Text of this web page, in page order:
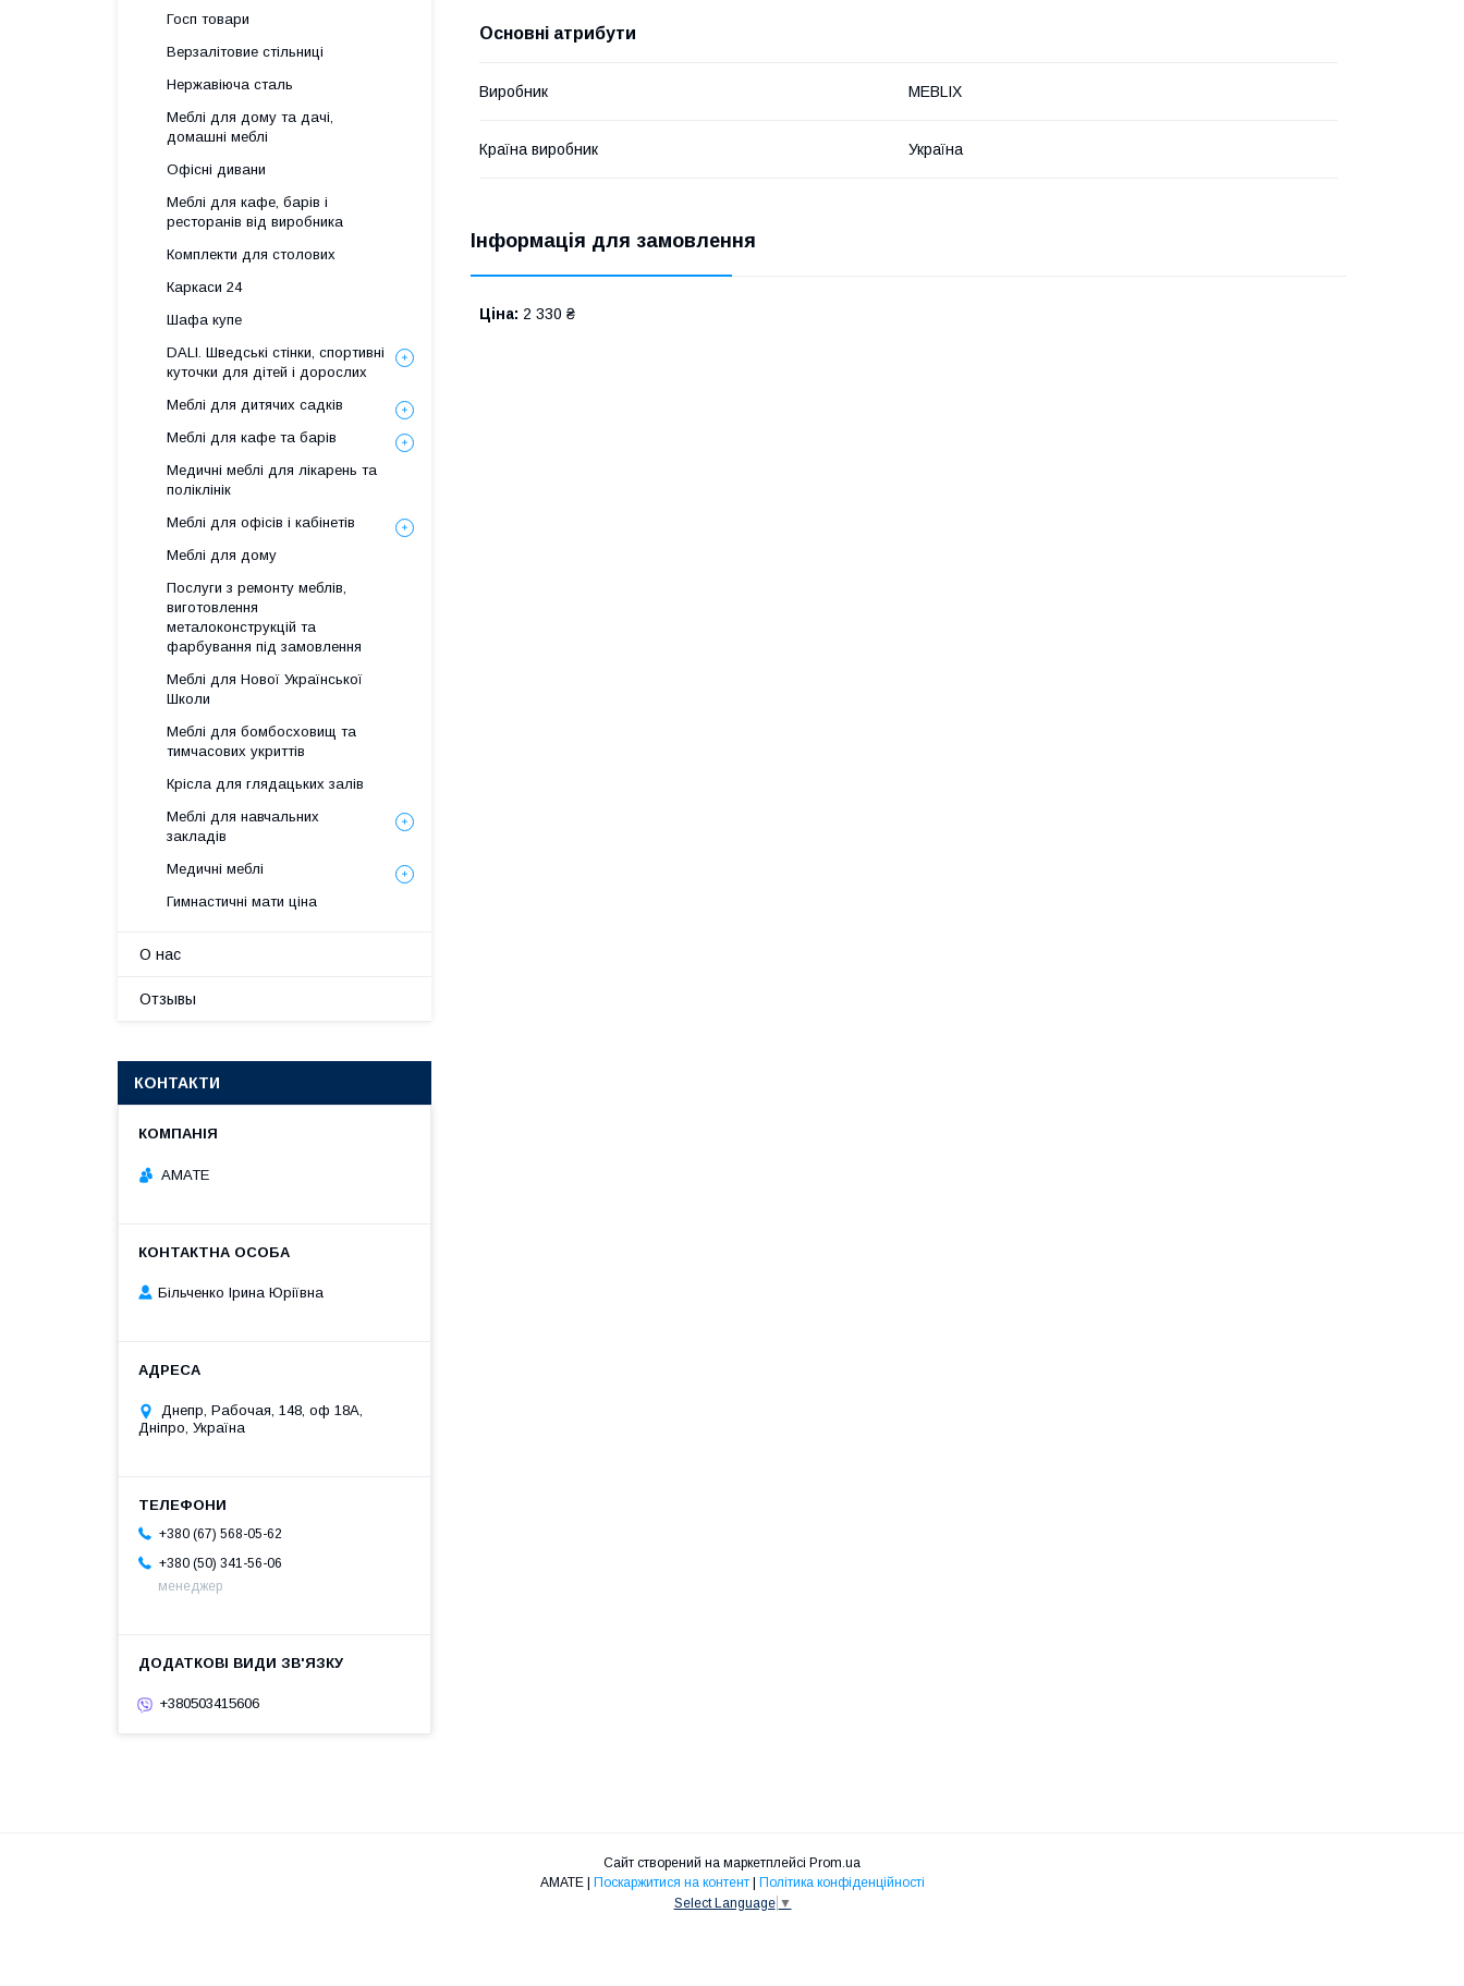
Основні атрибути
Виробник MEBLIX
Країна виробник Україна
Інформація для замовлення
Ціна: 2 330 ₴
Госп товари
Верзалітовие стільниці
Нержавіюча сталь
Меблі для дому та дачі,
домашні меблі
Офісні дивани
Меблі для кафе, барів і
ресторанів від виробника
Комплекти для столових
Каркаси 24
Шафа купе
DALI. Шведські стінки, спортивні
куточки для дітей і дорослих
Меблі для дитячих садків
Меблі для кафе та барів
Медичні меблі для лікарень та
поліклінік
Меблі для офісів і кабінетів
Меблі для дому
Послуги з ремонту меблів,
виготовлення
металоконструкцій та
фарбування під замовлення
Меблі для Нової Української
Школи
Меблі для бомбосховищ та
тимчасових укриттів
Крісла для глядацьких залів
Меблі для навчальних
закладів
Медичні меблі
Гимнастичні мати ціна
О нас
Отзывы
КОНТАКТИ
АМАТЕ
Більченко Ірина Юріївна
Днепр, Рабочая, 148, оф 18А,
Дніпро, Україна
+380 (67) 568-05-62
+380 (50) 341-56-06
менеджер
+380503415606
Сайт створений на маркетплейсі Prom.ua
АМАТЕ | Поскаржитися на контент | Політика конфіденційності
Select Language ▼